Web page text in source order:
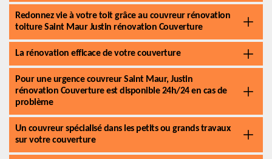
Redonnez vie à votre toit grâce au couvreur rénovation
toiture Saint Maur Justin rénovation Couverture
La rénovation efficace de votre couverture
Pour une urgence couvreur Saint Maur, Justin
rénovation Couverture est disponible 24h/24 en cas de
problème
Un couvreur spécialisé dans les petits ou grands travaux
sur votre couverture